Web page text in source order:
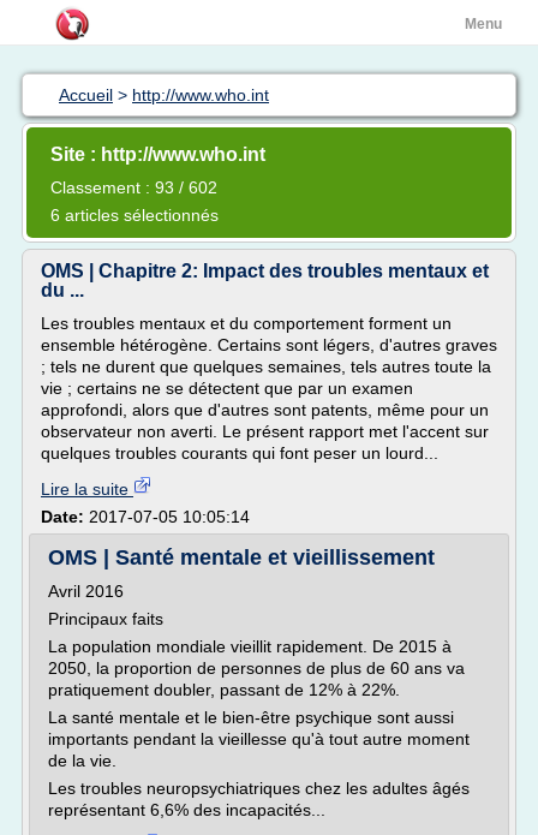
Menu
Accueil > http://www.who.int
Site : http://www.who.int
Classement : 93 / 602
6 articles sélectionnés
OMS | Chapitre 2: Impact des troubles mentaux et
du ...
Les troubles mentaux et du comportement forment un
ensemble hétérogène. Certains sont légers, d'autres graves
; tels ne durent que quelques semaines, tels autres toute la
vie ; certains ne se détectent que par un examen
approfondi, alors que d'autres sont patents, même pour un
observateur non averti. Le présent rapport met l'accent sur
quelques troubles courants qui font peser un lourd...
Lire la suite
Date: 2017-07-05 10:05:14
OMS | Santé mentale et vieillissement
Avril 2016
Principaux faits
La population mondiale vieillit rapidement. De 2015 à
2050, la proportion de personnes de plus de 60 ans va
pratiquement doubler, passant de 12% à 22%.
La santé mentale et le bien-être psychique sont aussi
importants pendant la vieillesse qu'à tout autre moment
de la vie.
Les troubles neuropsychiatriques chez les adultes âgés
représentant 6,6% des incapacités...